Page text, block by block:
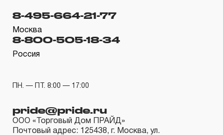
8-495-664-21-77
Москва
8-800-505-18-34
Россия
ПН. — ПТ. 8:00 — 17:00
pride@pride.ru
ООО «Торговый Дом ПРАЙД»
Почтовый адрес: 125438, г. Москва, ул.